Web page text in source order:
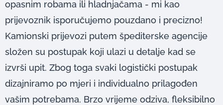
opasnim robama ili hladnjačama - mi kao
prijevoznik isporučujemo pouzdano i precizno!
Kamionski prijevozi putem špediterske agencije
složen su postupak koji ulazi u detalje kad se
izvrši upit. Zbog toga svaki logistički postupak
dizajniramo po mjeri i individualno prilagođen
vašim potrebama. Brzo vrijeme odziva, fleksibilno